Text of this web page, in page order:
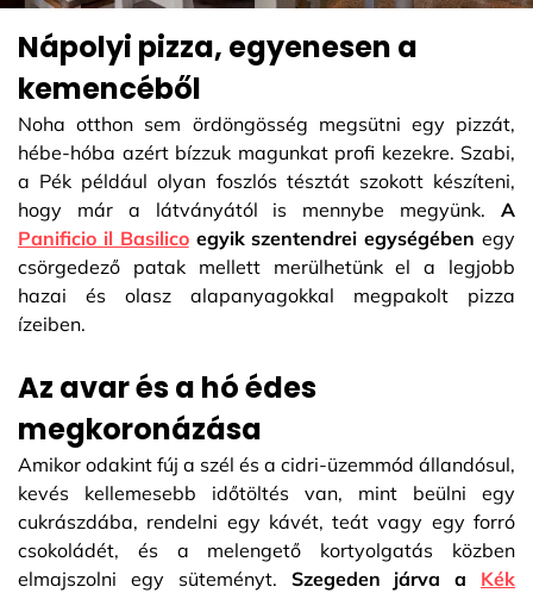
Nápolyi pizza, egyenesen a
kemencéből
Noha otthon sem ördöngösség megsütni egy pizzát,
hébe-hóba azért bízzuk magunkat profi kezekre. Szabi,
a Pék például olyan foszlós tésztát szokott készíteni,
hogy már a látványától is mennybe megyünk. A
Panificio il Basilicoegyik szentendrei egységében egy
csörgedező patak mellett merülhetünk el a legjobb
hazai és olasz alapanyagokkal megpakolt pizza
ízeiben.
Az avar és a hó édes
megkoronázása
Amikor odakint fúj a szél és a cidri-üzemmód állandósul,
kevés kellemesebb időtöltés van, mint beülni egy
cukrászdába, rendelni egy kávét, teát vagy egy forró
csokoládét, és a melengető kortyolgatás közben
elmajszolni egy süteményt. Szegeden járva a Kék